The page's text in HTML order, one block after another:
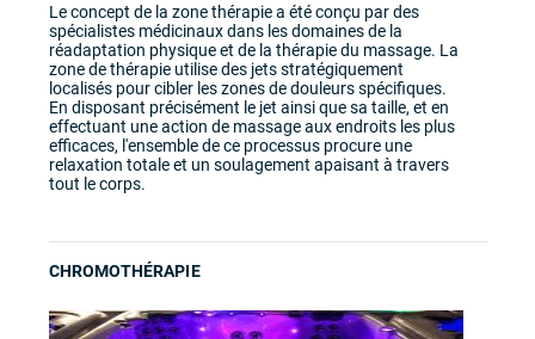
Le concept de la zone thérapie a été conçu par des
spécialistes médicinaux dans les domaines de la
réadaptation physique et de la thérapie du massage. La
zone de thérapie utilise des jets stratégiquement
localisés pour cibler les zones de douleurs spécifiques.
En disposant précisément le jet ainsi que sa taille, et en
effectuant une action de massage aux endroits les plus
efficaces, l'ensemble de ce processus procure une
relaxation totale et un soulagement apaisant à travers
tout le corps.
CHROMOTHÉRAPIE